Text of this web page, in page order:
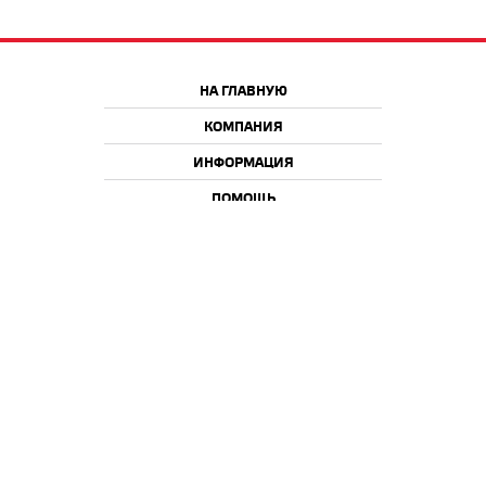
НА ГЛАВНУЮ
КОМПАНИЯ
ИНФОРМАЦИЯ
ПОМОЩЬ